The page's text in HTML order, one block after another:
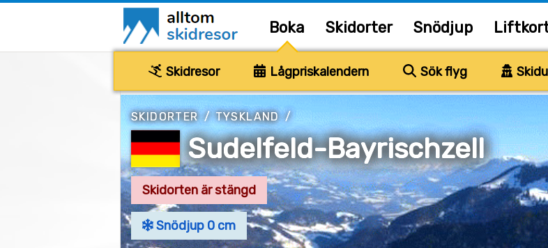
Boka Skidorter Snödjup
Skidresor Lågpriskalendern Sök flyg
SKIDORTER/TYSKLAND/
Sudelfeld-Bayrischzell
Skidorten är stängd
Snödjup 0 cm